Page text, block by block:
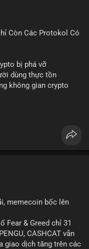
Còn Các Protokol Có
bị phá vỡ
dùng thực tồn
không gian crypto
memecoin bốc lên
Fear & Greed chỉ 31
CASHCAT vẫn
giao dịch tăng trên các